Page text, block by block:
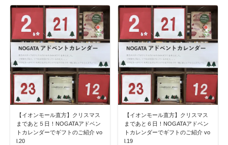
【イオンモール直方】クリスマス
まであと５日！NOGATAアドベン
トカレンダーでギフトのご紹介 vo
l.20
【イオンモール直方】クリスマス
まであと６日！NOGATAアドベン
トカレンダーでギフトのご紹介 vo
l.19